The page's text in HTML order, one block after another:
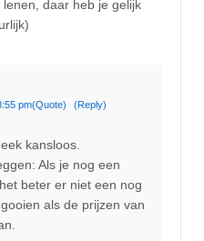
daar heb je gelijk
pm(Quote) (Reply)
kansloos.
Als je nog een
beter er niet een nog
als de prijzen van